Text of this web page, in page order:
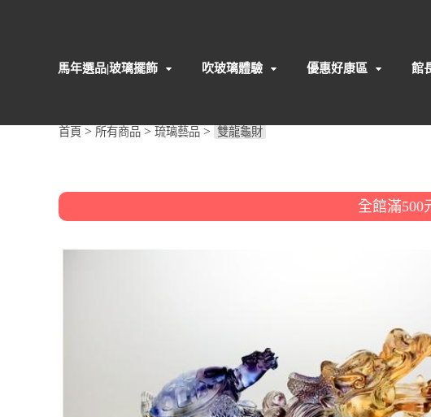
馬年選品|玻璃擺飾 吹玻璃體驗 優惠好康區 館
首頁 > 所有商品 > 琉璃藝品 > 雙龍龜財
全館滿500